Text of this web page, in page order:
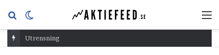
Sök
efterskin
Utrensning